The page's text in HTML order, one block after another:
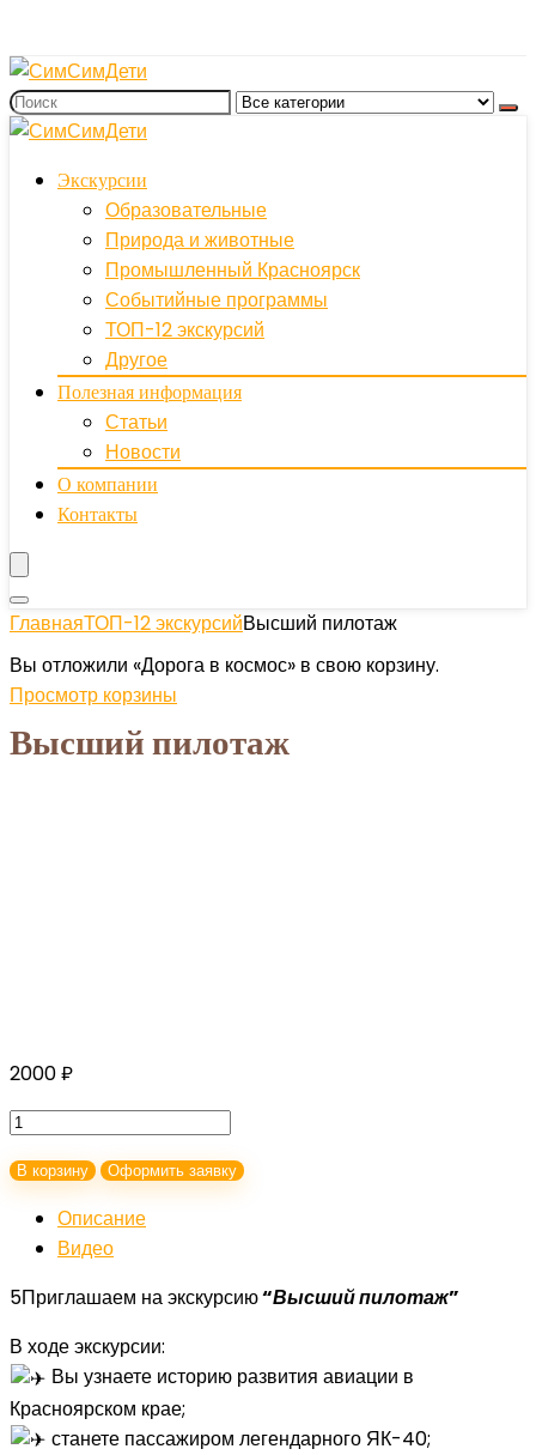
Экскурсии
Образовательные
Природа и животные
Промышленный Красноярск
Событийные программы
ТОП-12 экскурсий
Другое
Полезная информация
Статьи
Новости
О компании
Контакты
ГлавнаяТОП-12 экскурсийВысший пилотаж
Вы отложили «Дорога в космос» в свою корзину.
Просмотр корзины
Высший пилотаж
2000₽
Количество
Высший
пилотаж
В корзину Оформить заявку
Описание
Видео
5Приглашаем на экскурсию“Высшийпилотаж”
В ходе экскурсии:
Вы узнаете историю развития авиации в
Красноярском крае;
станете пассажиром легендарного ЯК-40;